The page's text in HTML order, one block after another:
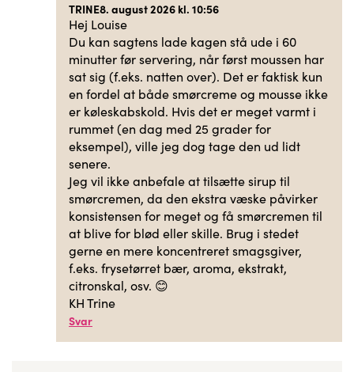
TRINE8. august 2026 kl. 10:56
Hej Louise
Du kan sagtens lade kagen stå ude i 60
minutter før servering, når først moussen har
sat sig (f.eks. natten over). Det er faktisk kun
en fordel at både smørcreme og mousse ikke
er køleskabskold. Hvis det er meget varmt i
rummet (en dag med 25 grader for
eksempel), ville jeg dog tage den ud lidt
senere.
Jeg vil ikke anbefale at tilsætte sirup til
smørcremen, da den ekstra væske påvirker
konsistensen for meget og få smørcremen til
at blive for blød eller skille. Brug i stedet
gerne en mere koncentreret smagsgiver,
f.eks. frysetørret bær, aroma, ekstrakt,
citronskal, osv. 😊
KH Trine
Svar